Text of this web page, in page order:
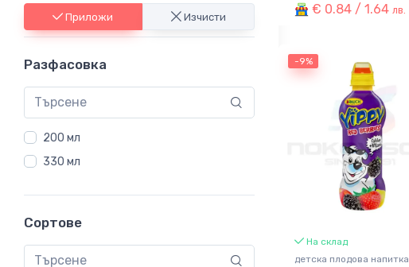
Приложи Изчисти
Разфасовка
200 мл
330 мл
Сортове
€ 0.84 / 1.64 лв.
-9%
На склад
детска плодова напитка